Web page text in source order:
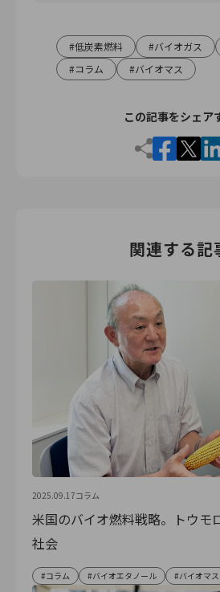
低炭素燃料 バイオガス
コラム
バイオマス
この記事をシェア
関連する記
2025.09.17コラム
米国のバイオ燃料戦略。トウモ
社会
コラム バイオエタノール バイオマス